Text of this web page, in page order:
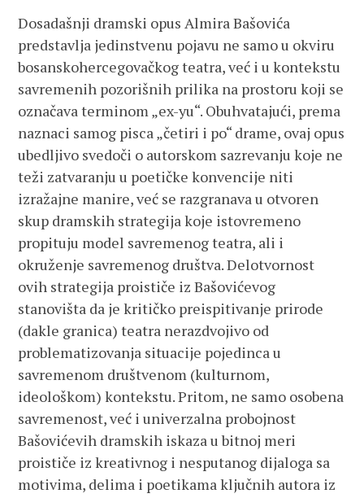
Dosadašnji dramski opus Almira Bašovića
predstavlja jedinstvenu pojavu ne samo u okviru
bosanskohercegovačkog teatra, već i u kontekstu
savremenih pozorišnih prilika na prostoru koji se
označava terminom „ex-yu“. Obuhvatajući, prema
naznaci samog pisca „četiri i po“ drame, ovaj opus
ubedljivo svedoči o autorskom sazrevanju koje ne
teži zatvaranju u poetičke konvencije niti
izražajne manire, već se razgranava u otvoren
skup dramskih strategija koje istovremeno
propituju model savremenog teatra, ali i
okruženje savremenog društva. Delotvornost
ovih strategija proističe iz Bašovićevog
stanovišta da je kritičko preispitivanje prirode
(dakle granica) teatra nerazdvojivo od
problematizovanja situacije pojedinca u
savremenom društvenom (kulturnom,
ideološkom) kontekstu. Pritom, ne samo osobena
savremenost, već i univerzalna probojnost
Bašovićevih dramskih iskaza u bitnoj meri
proističe iz kreativnog i nesputanog dijaloga sa
motivima, delima i poetikama ključnih autora iz